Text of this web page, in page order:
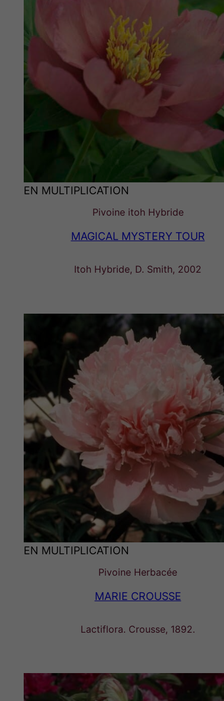
EN MULTIPLICATION
Pivoine itoh Hybride
MAGICAL MYSTERY TOUR
Itoh Hybride, D. Smith, 2002
EN MULTIPLICATION
Pivoine Herbacée
MARIE CROUSSE
Lactiflora. Crousse, 1892.